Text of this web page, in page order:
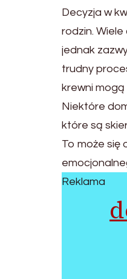
Decyzja w
rodzin.
jednak
trudny
krewni
Niektóre
które są
To może się
Reklama